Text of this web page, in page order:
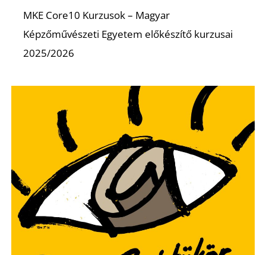
MKE Core10 Kurzusok – Magyar
Képzőművészeti Egyetem előkészítő kurzusai
2025/2026